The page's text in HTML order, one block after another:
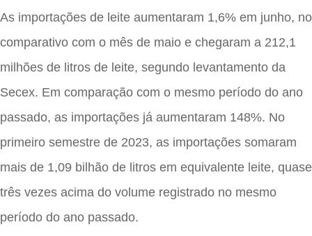
As importações de leite aumentaram 1,6% em junho, no
comparativo com o mês de maio e chegaram a 212,1
milhões de litros de leite, segundo levantamento da
Secex. Em comparação com o mesmo período do ano
passado, as importações já aumentaram 148%. No
primeiro semestre de 2023, as importações somaram
mais de 1,09 bilhão de litros em equivalente leite, quase
três vezes acima do volume registrado no mesmo
período do ano passado.